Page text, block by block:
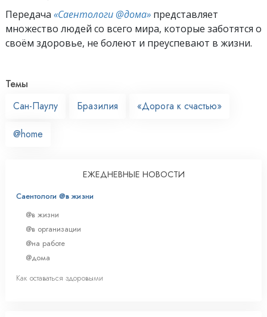
Передача «Саентологи @дома» представляет
множество людей со всего мира, которые заботятся о
своём здоровье, не болеют и преуспевают в жизни.
Темы
Сан-Паулу
Бразилия «Дорога к счастью»
@home
ЕЖЕДНЕВНЫЕ НОВОСТИ
Саентологи @в жизни
@в жизни
@в организации
@на работе
@дома
Как оставаться здоровыми